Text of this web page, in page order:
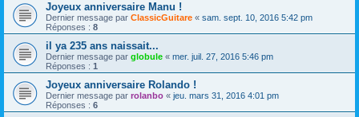
Joyeux anniversaire Manu !
Dernier message par ClassicGuitare « sam. sept. 10, 2016 5:42 pm
Réponses : 8
il ya 235 ans naissait...
Dernier message par globule « mer. juil. 27, 2016 5:46 pm
Réponses : 1
Joyeux anniversaire Rolando !
Dernier message par rolanbo « jeu. mars 31, 2016 4:01 pm
Réponses : 6